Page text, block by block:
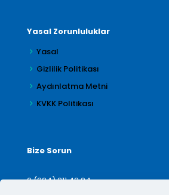
Yasal Zorunluluklar
Yasal
Gizlilik Politikası
Aydınlatma Metni
KVKK Politikası
Bize Sorun
0 (224) 211 42 24